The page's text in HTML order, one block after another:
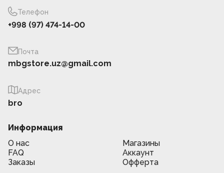
Телефон
+998 (97) 474-14-00
Почта
mbgstore.uz@gmail.com
Адрес
bro
Информация
О нас
Магазины
FAQ
Аккаунт
Заказы
Офферта